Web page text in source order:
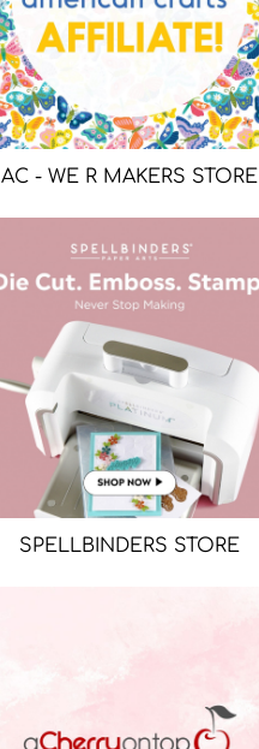
AC - WE R MAKERS STORE
SPELLBINDERS STORE